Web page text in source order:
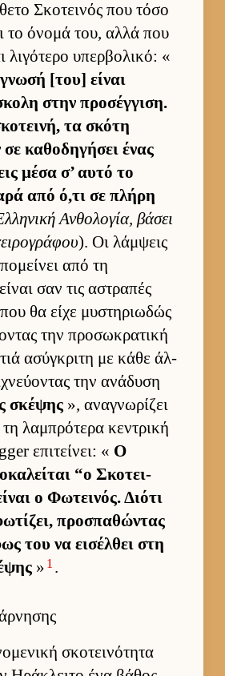
Σκοτει­νός που τόσο
το όνομά του, αλλά που
λιγότερο υπερ­βολικό: «
[του] εί­ναι
στην προσέγ­γιση.
τα σκότη
καθοδηγήσει ένας
μέσα σ’ αυτό το
από ό,τι σε πλήρη
Αν­θολογία, βάσει
). Οι λάμ­ψεις
από τη
σαν τις αστραπές
που θα είχε μυστηριω­δώς
την προσωκρατική
ασύγκριτη με κάθε άλ­
την ανάδυση
σκέψης », αναγνωρίζει
λαμπρότερα κεντρική
επιτεί­νει: « Ο
“ο Σκοτει­
ο Φωτει­νός. Διότι
προσπαθώντας
του να ει­σέλ­θει στη
» 1 .
σκοτει­νότητα